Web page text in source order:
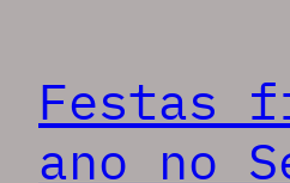
Festas
ano no